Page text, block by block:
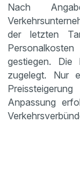
Nach
der letzten
gestiegen. Die
zugelegt. Nur
Anpassung